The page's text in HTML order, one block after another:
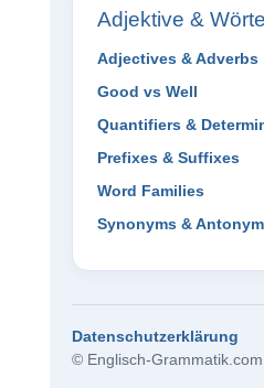
Adjektive &
Adjectives & Adverbs
Good vs Well
Quantifiers &
Prefixes & Suffixes
Word Families
Synonyms &
Datenschutzerklärung
© Englisch-Grammatik.com